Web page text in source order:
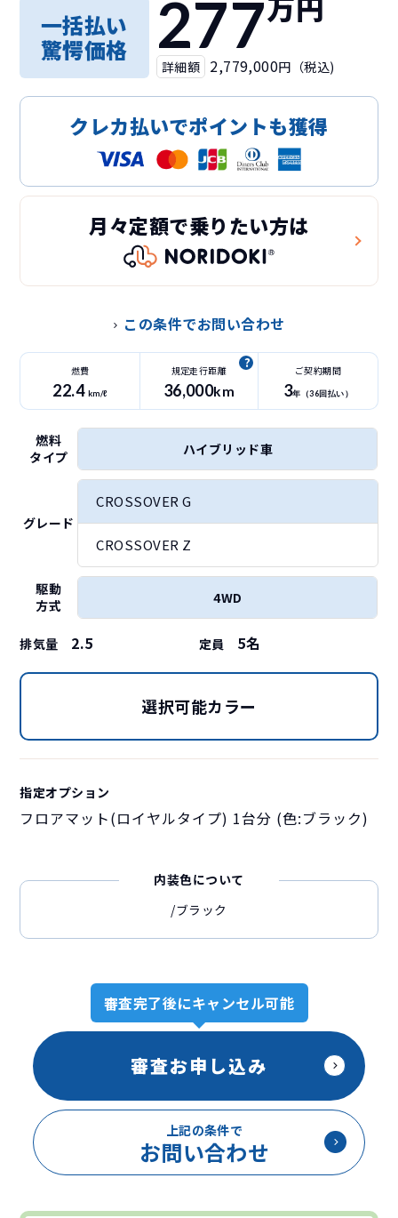
一括払い
驚愕価格
277
詳細額 2,779,000円（税込)
クレカ払いでポイントも獲得
月々定額で乗りたい方は
この条件でお問い合わせ
燃費
22.4 km/ℓ
規定走行距離
36,000km
ご契約期間
3年（36回払い）
燃料
タイプ
ハイブリッド車
グレード
CROSSOVER G
CROSSOVER Z
駆動
方式
4WD
排気量 2.5 定員 5名
選択可能カラー
指定オプション
フロアマット(ロイヤルタイプ) 1台分 (色:ブラック)
内装色について
/ブラック
審査完了後にキャンセル可能
審査お申し込み
上記の条件で
お問い合わせ